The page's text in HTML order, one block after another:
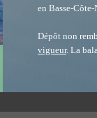
en Basse-
Dépôt non
vigueur. La